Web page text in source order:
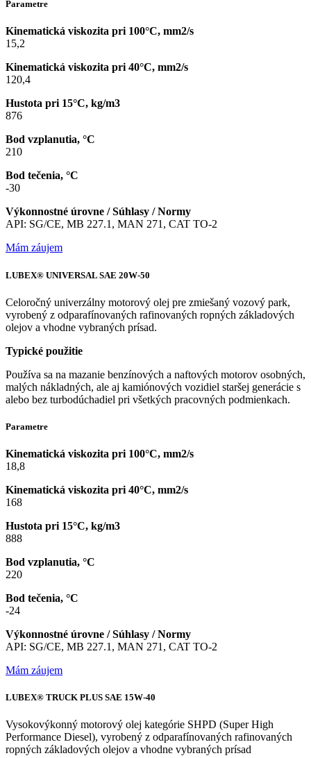
Parametre
Kinematická viskozita pri 100°C, mm2/s
15,2
Kinematická viskozita pri 40°C, mm2/s
120,4
Hustota pri 15°C, kg/m3
876
Bod vzplanutia, °C
210
Bod tečenia, °C
-30
Výkonnostné úrovne / Súhlasy / Normy
API: SG/CE, MB 227.1, MAN 271, CAT TO-2
Mám záujem
LUBEX® UNIVERSAL SAE 20W-50
Celoročný univerzálny motorový olej pre zmiešaný vozový park,
vyrobený z odparafínovaných rafinovaných ropných základových
olejov a vhodne vybraných prísad.
Typické použitie
Používa sa na mazanie benzínových a naftových motorov osobných,
malých nákladných, ale aj kamiónových vozidiel staršej generácie s
alebo bez turbodúchadiel pri všetkých pracovných podmienkach.
Parametre
Kinematická viskozita pri 100°C, mm2/s
18,8
Kinematická viskozita pri 40°C, mm2/s
168
Hustota pri 15°C, kg/m3
888
Bod vzplanutia, °C
220
Bod tečenia, °C
-24
Výkonnostné úrovne / Súhlasy / Normy
API: SG/CE, MB 227.1, MAN 271, CAT TO-2
Mám záujem
LUBEX® TRUCK PLUS SAE 15W-40
Vysokovýkonný motorový olej kategórie SHPD (Super High
Performance Diesel), vyrobený z odparafínovaných rafinovaných
ropných základových olejov a vhodne vybraných prísad